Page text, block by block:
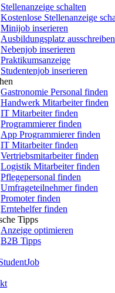
Stellenanzeige schalten
Kostenlose Stellenanzeige
Minijob inserieren
Ausbildungsplatz ausschreiben
Nebenjob inserieren
Praktikumsanzeige
Studentenjob inserieren
Gastronomie Personal finden
Handwerk Mitarbeiter finden
IT Mitarbeiter finden
Programmierer finden
App Programmierer finden
IT Mitarbeiter finden
Vertriebsmitarbeiter finden
Logistik Mitarbeiter finden
Pflegepersonal finden
Umfrageteilnehmer finden
Promoter finden
Erntehelfer finden
Tipps
Anzeige optimieren
B2B Tipps